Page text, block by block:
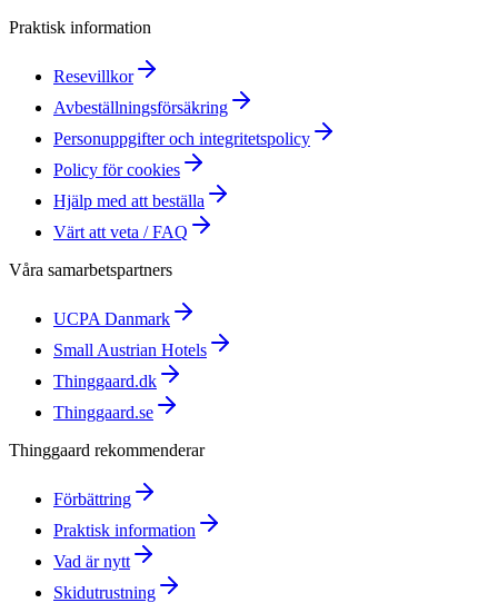
Praktisk information
Resevillkor
Avbeställningsförsäkring
Personuppgifter och integritetspolicy
Policy för cookies
Hjälp med att beställa
Värt att veta / FAQ
Våra samarbetspartners
UCPA Danmark
Small Austrian Hotels
Thinggaard.dk
Thinggaard.se
Thinggaard rekommenderar
Förbättring
Praktisk information
Vad är nytt
Skidutrustning